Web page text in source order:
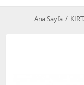
Ana Sayfa